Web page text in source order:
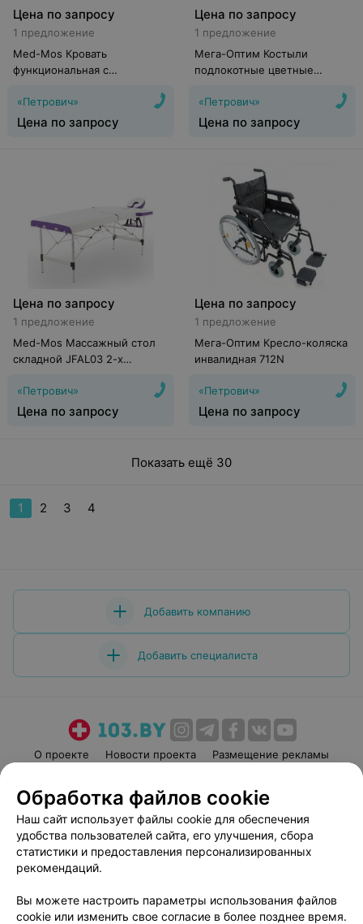
Цена по запросу
1 предложение
Med-Mos Кровать
функциональная c
MM-18
«Петрович»
Цена по запросу
Цена по запросу
1 предложение
Мега-Оптим Костыли
подлокотные цветные
«Петрович»
Цена по запросу
Цена по запросу
1 предложение
Med-Mos Массажный стол
складной JFAL03 2-х
«Петрович»
Цена по запросу
Цена по запросу
1 предложение
Мега-Оптим Кресло-коляска
инвалидная 712N
«Петрович»
Цена по запросу
Показать ещё 30
1 2 3 4
Добавить компанию
Добавить специалиста
О проекте Новости проекта
Размещение рекламы
Пользовательское соглашение
Способы оплаты
Вакансии
Партнеры
Написать руководителю 103.by
Обработка персональных данных
Обработка файлов cookie
Наш сайт использует файлы cookie для обеспечения
удобства пользователей сайта, его улучшения, сбора
статистики и предоставления персонализированных
рекомендаций.
Вы можете настроить параметры использования файлов
cookie или изменить свое согласие в более позднее время.